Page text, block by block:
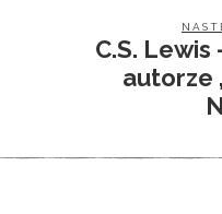
C.S.
autorze